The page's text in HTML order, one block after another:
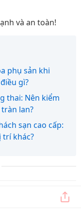
và an toàn!
phụ sản khi
gì?
thai: Nên kiểm
lan?
sạn cao cấp:
trí khác?